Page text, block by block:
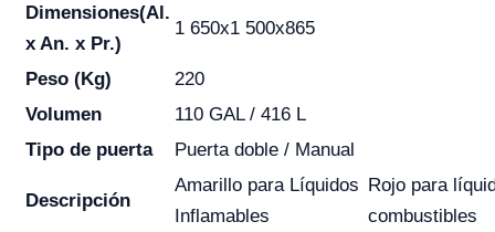
Dimensiones(Al.
x An. x Pr.)
1 650x1 500x865
Peso (Kg)
220
Volumen
110 GAL / 416 L
Tipo de puerta
Puerta doble / Manual
Descripción
Amarillo para Líquidos
Inflamables
Rojo para
combustibles